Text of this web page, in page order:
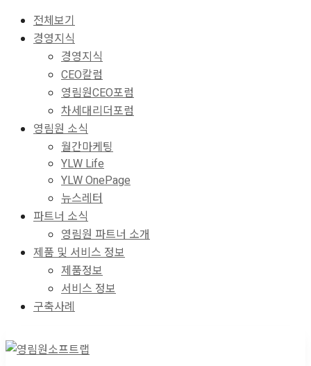
전체보기
경영지식
경영지식
CEO칼럼
영림원CEO포럼
차세대리더포럼
영림원 소식
월간마케팅
YLW Life
YLW OnePage
뉴스레터
파트너 소식
영림원 파트너 소개
제품 및 서비스 정보
제품정보
서비스 정보
구축사례